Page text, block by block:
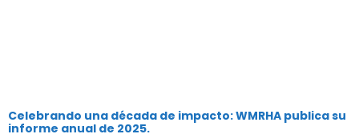
Celebrando una década de impacto: WMRHA publica su
informe anual de 2025.